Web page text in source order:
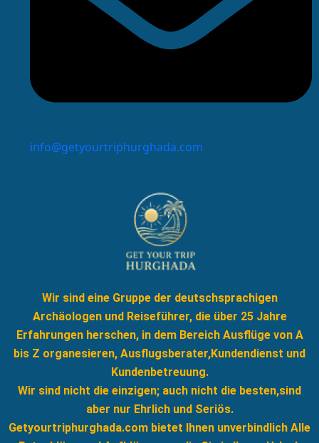
info@getyourtriphurghada.com
Wir sind eine Gruppe der deutschsprachigen
Archäologen und Reiseführer, die über 25 Jahre
Erfahrungen herschen, in dem Bereich Ausflüge von A
bis Z organesieren, Ausflugsberater,Kundendienst und
Kundenbetreuung.
Wir sind nicht die einzigen; auch nicht die besten,sind
aber nur Ehrlich und Seriös.
Getyourtriphurghada.com bietet Ihnen unverbindlich Alle